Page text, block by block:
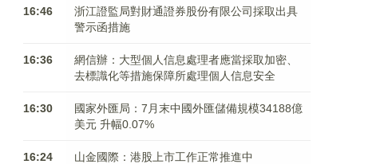
16:46
浙江證監局對財通證券股份有限公司採取出具
警示函措施
16:36
網信辦：大型個人信息處理者應當採取加密、
去標識化等措施保障所處理個人信息安全
16:30
國家外匯局：7月末中國外匯儲備規模34188億
美元 升幅0.07%
16:24 山金國際：港股上市工作正常推進中